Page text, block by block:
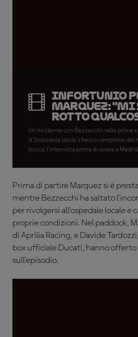
Infortunio
Marquez: "Mi
rotto
Un incidente con Bezzecchi nelle prime
d'Indonesia lascia il fresco campione del
bocca: l'intervista prima di volare a
Prima di partire Marquez si è
mentre Bezzecchi ha saltato
per rivolgersi all'ospedale locale e
proprie condizioni. Nel paddock,
di Aprilia Racing, e Davide
box ufficiale Ducati, hanno offerto
sull'episodio.